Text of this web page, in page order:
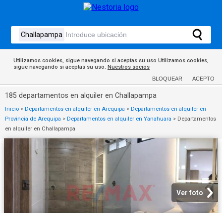
Utilizamos cookies, sigue navegando si aceptas su uso.Utilizamos cookies,
sigue navegando si aceptas su uso. Nuestros socios
BLOQUEAR ACEPTO
185 departamentos en alquiler en Challapampa
Inicio > Departamentos en alquiler en Arequipa > Departamentos en alquiler en
Provincia de Arequipa > Departamentos en alquiler en Yanahuara > Departamentos
en alquiler en Challapampa
Ver foto